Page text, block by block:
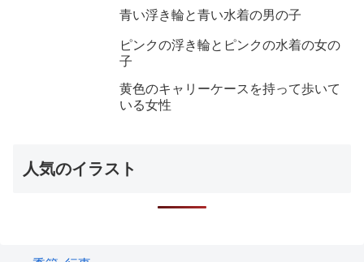
青い浮き輪と青い水着の男の子
ピンクの浮き輪とピンクの水着の女の
子
黄色のキャリーケースを持って歩いて
いる女性
人気のイラスト